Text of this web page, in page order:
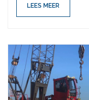
LEES MEER